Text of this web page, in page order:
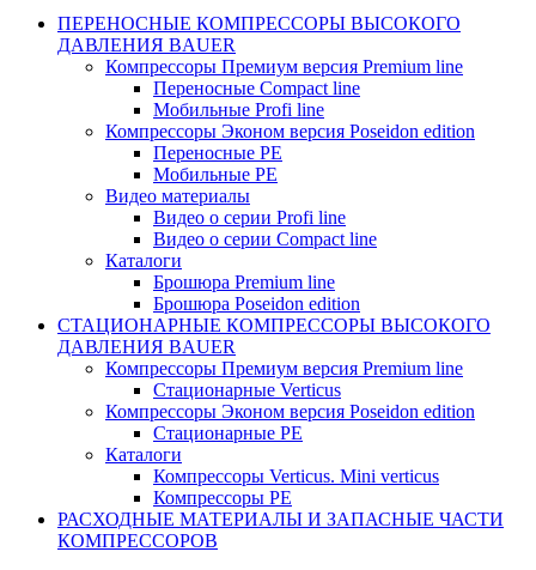
ПЕРЕНОСНЫЕ КОМПРЕССОРЫ ВЫСОКОГО
ДАВЛЕНИЯ BAUER
Компрессоры Премиум версия Premium line
Переносные Compact line
Мобильные Profi line
Компрессоры Эконом версия Poseidon edition
Переносные PE
Мобильные PE
Видео материалы
Видео о серии Profi line
Видео о серии Compact line
Каталоги
Брошюра Premium line
Брошюра Poseidon edition
СТАЦИОНАРНЫЕ КОМПРЕССОРЫ ВЫСОКОГО
ДАВЛЕНИЯ BAUER
Компрессоры Премиум версия Premium line
Стационарные Verticus
Компрессоры Эконом версия Poseidon edition
Стационарные PE
Каталоги
Компрессоры Verticus. Mini verticus
Компрессоры PE
РАСХОДНЫЕ МАТЕРИАЛЫ И ЗАПАСНЫЕ ЧАСТИ
КОМПРЕССОРОВ